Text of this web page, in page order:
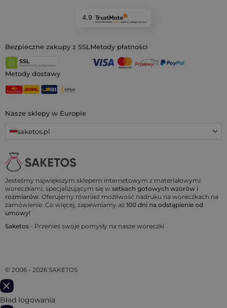
Jesteśmy największym sklepem internetowym z materiałowymi
woreczkami, specjalizującym się w setkach gotowych wzorów i
rozmiarów. Oferujemy również możliwość nadruku na woreczkach na
zamówienie. Co więcej, zapewniamy aż 100 dni na odstąpienie od
umowy!
Saketos - Przenieś swoje pomysły na nasze woreczki
Nasze sklepy w Europie
saketos.pl
4.9
Na podstawie 11 933opiniiz całego okresu
Bezpieczne zakupy z SSLMetody płatności
Metody dostawy
© 2006 - 2026 SAKETOS
Bład logowania